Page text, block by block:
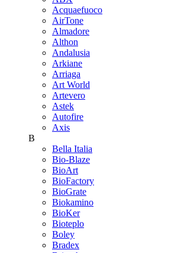
Acquaefuoco
AirTone
Almadore
Althon
Andalusia
Arkiane
Arriaga
Art World
Artevero
Astek
Autofire
Axis
B
Bella Italia
Bio-Blaze
BioArt
BioFactory
BioGrate
Biokamino
BioKer
Bioteplo
Boley
Bradex